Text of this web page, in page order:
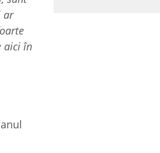
ar
aici în